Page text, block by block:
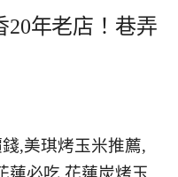
20年老店！巷弄